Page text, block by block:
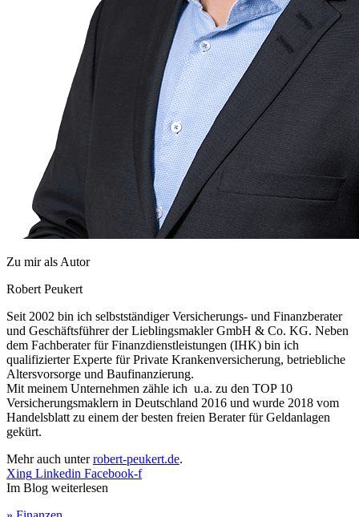
Zu mir als Autor
Robert Peukert
Seit 2002 bin ich selbstständiger Versicherungs- und Finanzberater
und Geschäftsführer der Lieblingsmakler GmbH & Co. KG. Neben
dem Fachberater für Finanzdienstleistungen (IHK) bin ich
qualifizierter Experte für Private Krankenversicherung, betriebliche
Altersvorsorge und Baufinanzierung.
Mit meinem Unternehmen zähle ich u.a. zu den TOP 10
Versicherungsmaklern in Deutschland 2016 und wurde 2018 vom
Handelsblatt zu einem der besten freien Berater für Geldanlagen
gekürt.
Mehr auch unterrobert-peukert.de.
Xing Linkedin Facebook-f
Im Blog weiterlesen